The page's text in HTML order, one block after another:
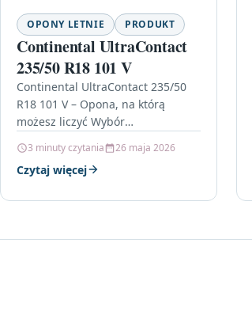
OPONY LETNIE PRODUKT
Continental UltraContact
235/50 R18 101 V
Continental UltraContact 235/50
R18 101 V – Opona, na którą
możesz liczyć Wybór
kluczowy element zapewnienia
bezpieczeństwa i komfortu
3 minuty czytania 26 maja 2026
Czytaj więcej